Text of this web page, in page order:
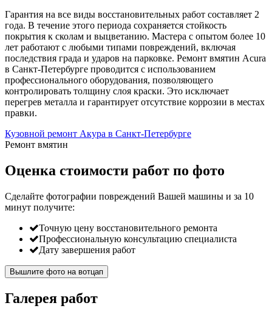
Гарантия на все виды восстановительных работ составляет 2
года. В течение этого периода сохраняется стойкость
покрытия к сколам и выцветанию. Мастера с опытом более 10
лет работают с любыми типами повреждений, включая
последствия града и ударов на парковке. Ремонт вмятин Acura
в Санкт-Петербурге проводится с использованием
профессионального оборудования, позволяющего
контролировать толщину слоя краски. Это исключает
перегрев металла и гарантирует отсутствие коррозии в местах
правки.
Кузовной ремонт Акура в Санкт-Петербурге
Ремонт вмятин
Оценка стоимости работ по фото
Сделайте фотографии повреждений Вашей машины и за 10
минут получите:
Точную цену восстановительного ремонта
Профессиональную консультацию специалиста
Дату завершения работ
Вышлите фото на вотцап
Галерея работ